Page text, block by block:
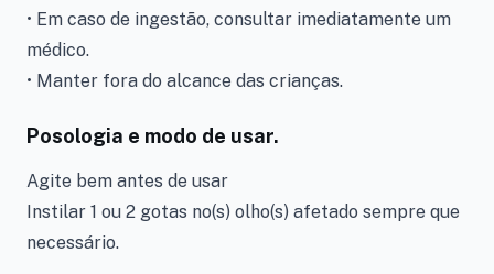
• Em caso de ingestão, consultar imediatamente um
médico.
• Manter fora do alcance das crianças.
Posologia e modo de usar.
Agite bem antes de usar
Instilar 1 ou 2 gotas no(s) olho(s) afetado sempre que
necessário.